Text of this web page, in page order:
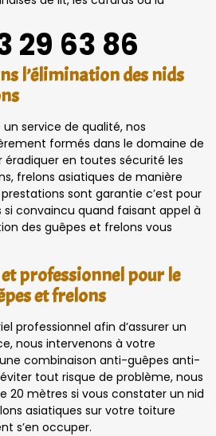
29 63 86
l’élimination des nids
service de qualité, nos
formés dans le domaine de
éradiquer en toutes sécurité les
frelons asiatiques de manière
sont garantie c’est pour
convaincu quand faisant appel à
des guêpes et frelons vous
professionnel pour le
et frelons
professionnel afin d’assurer un
nous intervenons à votre
combinaison anti-guêpes anti-
tout risque de problème, nous
20 mètres si vous constater un nid
asiatiques sur votre toiture
s’en occuper.